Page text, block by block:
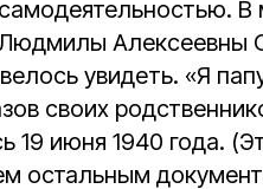
В
Алексеевны
увидеть. «Я
своих
19 июня 1940 года.
остальным